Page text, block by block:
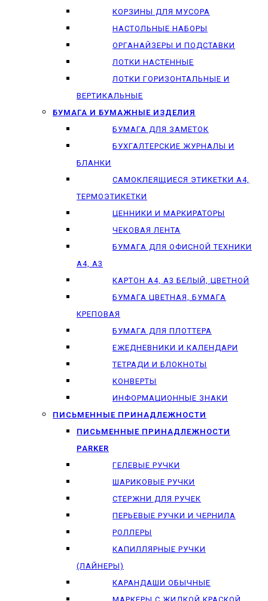
КОРЗИНЫ ДЛЯ МУСОРА
НАСТОЛЬНЫЕ НАБОРЫ
ОРГАНАЙЗЕРЫ И ПОДСТАВКИ
ЛОТКИ НАСТЕННЫЕ
ЛОТКИ ГОРИЗОНТАЛЬНЫЕ И
ВЕРТИКАЛЬНЫЕ
БУМАГА И БУМАЖНЫЕ ИЗДЕЛИЯ
БУМАГА ДЛЯ ЗАМЕТОК
БУХГАЛТЕРСКИЕ ЖУРНАЛЫ И
БЛАНКИ
САМОКЛЕЯЩИЕСЯ ЭТИКЕТКИ А4,
ТЕРМОЭТИКЕТКИ
ЦЕННИКИ И МАРКИРАТОРЫ
ЧЕКОВАЯ ЛЕНТА
БУМАГА ДЛЯ ОФИСНОЙ ТЕХНИКИ
А4, А3
КАРТОН А4, А3 БЕЛЫЙ, ЦВЕТНОЙ
БУМАГА ЦВЕТНАЯ, БУМАГА
КРЕПОВАЯ
БУМАГА ДЛЯ ПЛОТТЕРА
ЕЖЕДНЕВНИКИ И КАЛЕНДАРИ
ТЕТРАДИ И БЛОКНОТЫ
КОНВЕРТЫ
ИНФОРМАЦИОННЫЕ ЗНАКИ
ПИСЬМЕННЫЕ ПРИНАДЛЕЖНОСТИ
ПИСЬМЕННЫЕ ПРИНАДЛЕЖНОСТИ
PARKER
ГЕЛЕВЫЕ РУЧКИ
ШАРИКОВЫЕ РУЧКИ
СТЕРЖНИ ДЛЯ РУЧЕК
ПЕРЬЕВЫЕ РУЧКИ И ЧЕРНИЛА
РОЛЛЕРЫ
КАПИЛЛЯРНЫЕ РУЧКИ
(ЛАЙНЕРЫ)
КАРАНДАШИ ОБЫЧНЫЕ